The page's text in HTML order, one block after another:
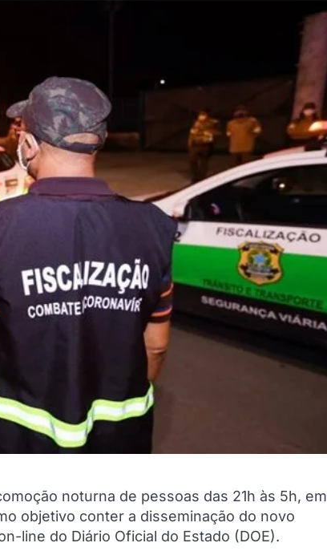
noturna de pessoas das 21h às 5h, em
objetivo conter a disseminação do novo
line do Diário Oficial do Estado (DOE).